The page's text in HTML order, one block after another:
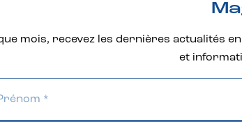
mois, recevez les dernières actualités
et